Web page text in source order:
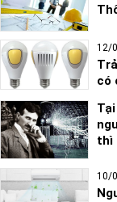
12/
có
thì
10/